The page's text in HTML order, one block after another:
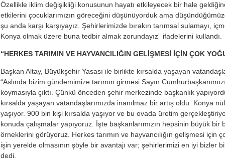
Özellikle iklim değişikliği konusunun hayatı etkileyecek bir hale
etkilerini çocuklarımızın göreceğini düşünüyorduk ama
şu anda karşı karşıyayız. Şehirlerimizde bırakın tarımsal sulamayı,
Konya olmak üzere buna tedbir almak zorundayız” ifadelerini kullandı.
“HERKES TARIMIN VE HAYVANCILIĞIN GELİŞMESİ İÇİN ÇOK
Başkan Altay, Büyükşehir Yasası ile birlikte kırsalda yaşayan
“Aslında bizim gündemimize tarımın girmesi Sayın
koymasıyla çıktı. Çünkü önceden şehir merkezinde başkanlık
kırsalda yaşayan vatandaşlarımızda inanılmaz bir artış oldu. Konya
yaşıyor. 900 bin kişi kırsalda yaşıyor ve bu ovada üretim
konuda çalışmalar yapıyoruz. İşte başkanlarımızın hepsinin büyük bir
örneklerini görüyoruz. Herkes tarımın ve hayvancılığın gelişmesi için
işin yerelde olmasının şöyle bir avantajı var; şehirlerimizi en iyi bizler
dedi.